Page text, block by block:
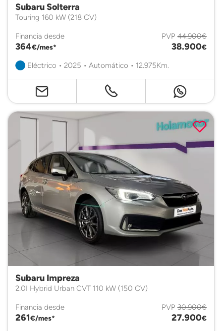
Subaru Solterra
Touring 160 kW (218 CV)
Financia desde
364€/mes*
PVP 44.900€
38.900€
Eléctrico • 2025 • Automático • 12.975Km.
Subaru Impreza
2.0I Hybrid Urban CVT 110 kW (150 CV)
Financia desde
261€/mes*
PVP 30.900€
27.900€